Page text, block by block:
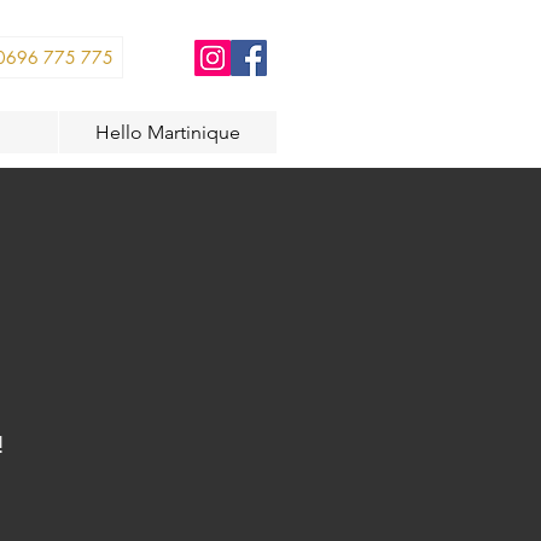
775 775
Hello Martinique